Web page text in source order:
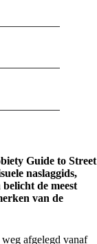
Guide to Street
naslaggids,
de meest
van de
weg afgelegd vanaf